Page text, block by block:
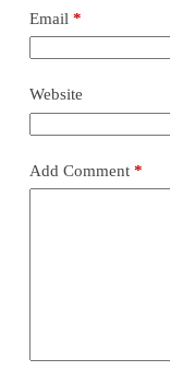
Email *
Website
Add Comment*